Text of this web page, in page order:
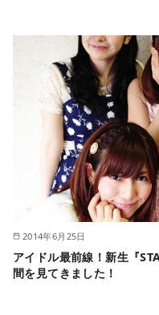
2014年6月25日
アイドル最前線！新生『
間を見てきました！